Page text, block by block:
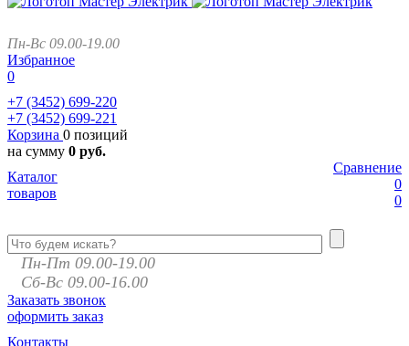
Пн-Вс 09.00-19.00
Избранное
0
+7 (3452) 699-220
+7 (3452) 699-221
Корзина 0 позиций
на сумму 0 руб.
Сравнение
0
0
Каталог
товаров
Пн-Пт 09.00-19.00
Сб-Вс 09.00-16.00
Заказать звонок
оформить заказ
Контакты